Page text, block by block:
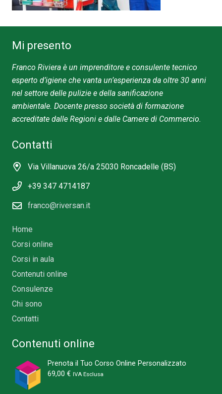
Mi presento
Franco Riviera è un imprenditore e consulente tecnico
esperto d’igiene che vanta un’esperienza da oltre 30 anni
nel settore delle pulizie e della sanificazione
ambientale. Docente presso società di formazione
accreditate dalle Regioni e dalle Camere di Commercio.
Contatti
Via Villanuova 26/a 25030 Roncadelle (BS)
+39 347 4714187
franco@riversan.it
Home
Corsi online
Corsi in aula
Contenuti online
Consulenze
Chi sono
Contatti
Contenuti online
Prenota il Tuo Corso Online Personalizzato
69,00 € IVA Esclusa